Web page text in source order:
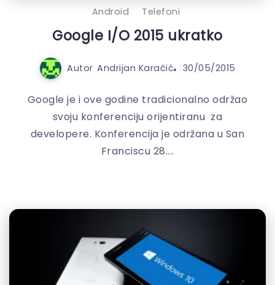
Android Telefoni
Google I/O 2015 ukratko
Autor Andrijan Karačić 30/05/2015
Google je i ove godine tradicionalno održao
svoju konferenciju orijentiranu za
developere. Konferencija je održana u San
Franciscu 28....